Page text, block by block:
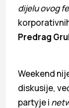
dijelu ovog
Predrag
Weekend
diskusije,
partyje i